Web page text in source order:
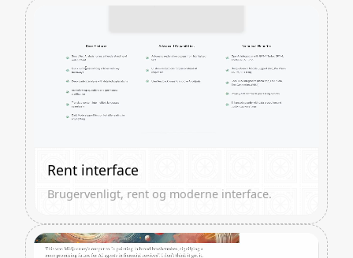
Rent interface
Brugervenligt, rent og moderne interface.